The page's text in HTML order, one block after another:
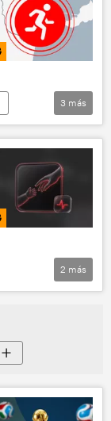
3 más
2 más